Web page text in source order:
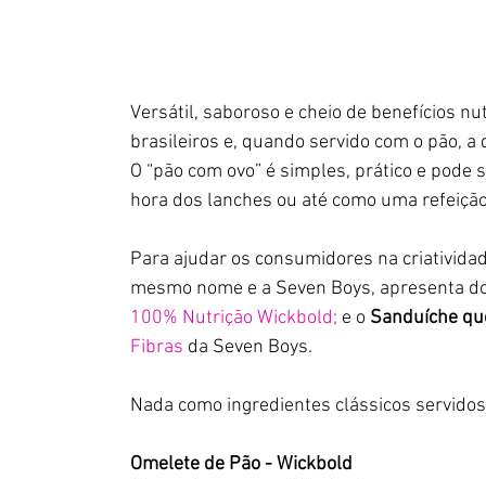
Versátil, saboroso e cheio de benefícios
brasileiros e, quando servido com o pão,
O “pão com ovo” é simples, prático e
hora dos lanches ou até como uma
Para ajudar os consumidores na
mesmo nome e a Seven Boys, apresenta
100% Nutrição Wickbold; e o Sanduíche
Fibras da Seven Boys.
Nada como ingredientes clássicos
Omelete de Pão - Wickbold